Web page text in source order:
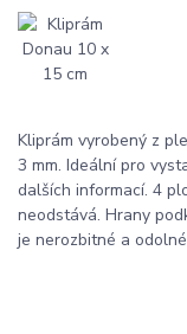
Kliprám vyrobený z
3 mm. Ideální pro
dalších informací. 4
neodstává. Hrany
je nerozbitné a